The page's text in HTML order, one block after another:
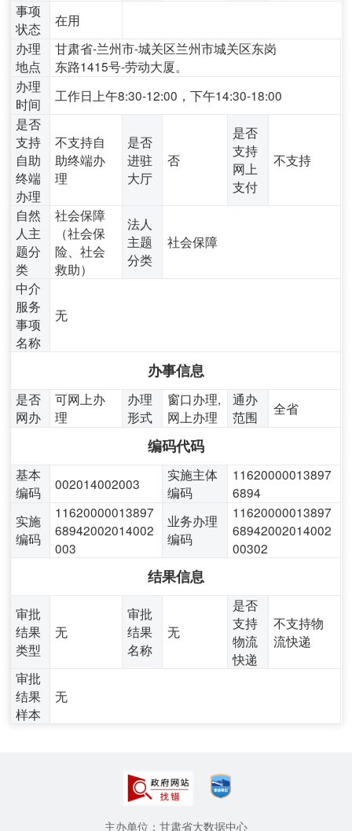
事项
状态
在用
办理
地点
甘肃省-兰州市-城关区兰州市城关区东岗
东路1415号-劳动大厦。
办理
时间
工作日上午8:30-12:00，下午14:30-18:00
是否
支持
自助
终端
办理
不支持自
助终端办
理
是否
进驻
大厅
否
是否
支持
网上
支付
不支持
自然
人主
题分
类
社会保障
（社会保
险、社会
救助）
法人
主题
分类
社会保障
中介
服务
事项
名称
无
办事信息
是否
网办
可网上办
理
办理
形式
窗口办理,
网上办理
通办
范围
全省
编码代码
基本
编码
002014002003
实施主体
编码
11620000013897
6894
实施
编码
11620000013897
68942002014002
003
业务办理
编码
11620000013897
68942002014002
00302
结果信息
审批
结果
类型
无
审批
结果
名称
无
是否
支持
物流
快递
不支持物
流快递
审批
结果
样本
无
主办单位：甘肃省大数据中心